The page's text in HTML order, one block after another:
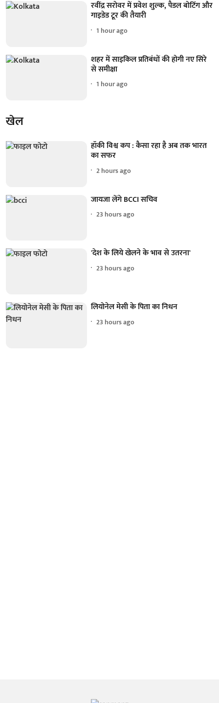
रवींद्र सरोवर में प्रवेश शुल्क, पैडल बोटिंग और
गाइडेड टूर की तैयारी
1 hour ago
शहर में साइकिल प्रतिबंधों की होगी नए सिरे
से समीक्षा
1 hour ago
खेल
हॉकी विश्व कप : कैसा रहा है अब तक भारत
का सफर
2 hours ago
जायजा लेंगे BCCI सचिव
23 hours ago
'देश के लिये खेलने के भाव से उतरना'
23 hours ago
लियोनेल मेसी के पिता का निधन
23 hours ago